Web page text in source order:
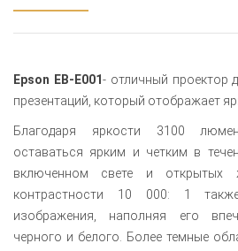
Epson EB-E001- отличный проектор
презентаций, который отображает
Благодаря яркости 3100
оставаться ярким и четким в
включенном свете и открытых
контрастности 10 000: 1
изображения, наполняя его
черного и белого. Более темные